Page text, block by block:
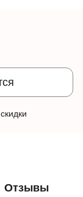
Отзывы